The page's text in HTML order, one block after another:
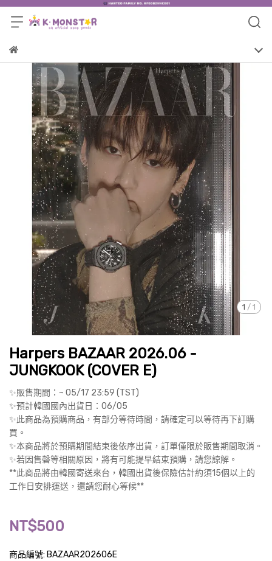
1 / 1
Harpers BAZAAR 2026.06 -
JUNGKOOK (COVER E)
✨販售期間：~ 05/17 23:59 (TST)
✨預計韓國國內出貨日：06/05
✨此商品為預購商品，有部分等待時間，請確定可以等待再下訂購
買。
✨本商品將於預購期間結束後依序出貨，訂單僅限於販售期間取消。
✨若因售磬等相關原因，將有可能提早結束預購，請您諒解。
**此商品將由韓國寄送來台，韓國出貨後保險估計約須15個以上的
工作日安排運送，還請您耐心等候**
NT$500
商品編號: BAZAAR202606E